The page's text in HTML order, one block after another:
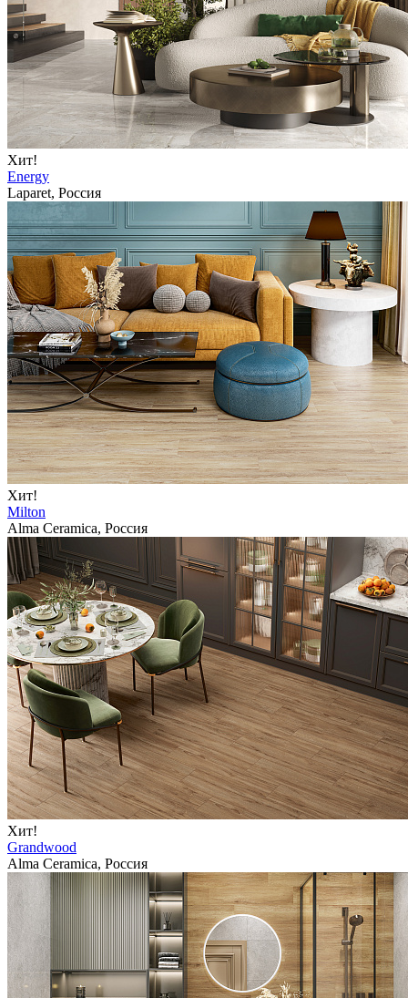
Хит!
Energy
Laparet, Россия
Хит!
Milton
Alma Ceramica, Россия
Хит!
Grandwood
Alma Ceramica, Россия